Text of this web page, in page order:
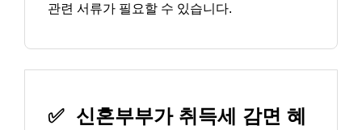
관련 서류가 필요할 수 있습니다.
✅ 신혼부부가 취득세 감면 혜